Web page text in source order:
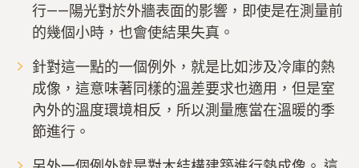
行——陽光對於外牆表面的影響，即使是在測量前
的幾個小時，也會使結果失真。
針對這一點的一個例外，就是比如涉及冷庫的熱
成像，這意味著同樣的溫差要求也適用，但是室
內外的溫度環境相反，所以測量應當在溫暖的季
節進行。